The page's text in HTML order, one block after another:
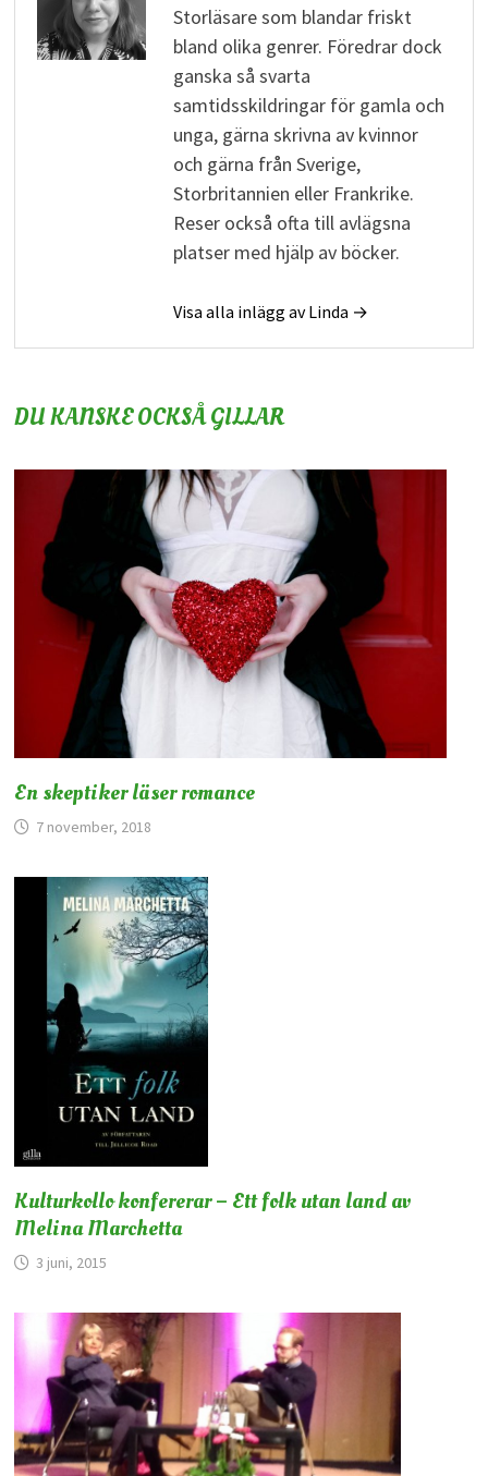
Storläsare som blandar friskt
bland olika genrer. Föredrar dock
ganska så svarta
samtidsskildringar för gamla och
unga, gärna skrivna av kvinnor
och gärna från Sverige,
Storbritannien eller Frankrike.
Reser också ofta till avlägsna
platser med hjälp av böcker.
Visa alla inlägg av Linda →
DU KANSKE OCKSÅ GILLAR
En skeptiker läser romance
7 november, 2018
Kulturkollo konfererar – Ett folk utan land av
Melina Marchetta
3 juni, 2015